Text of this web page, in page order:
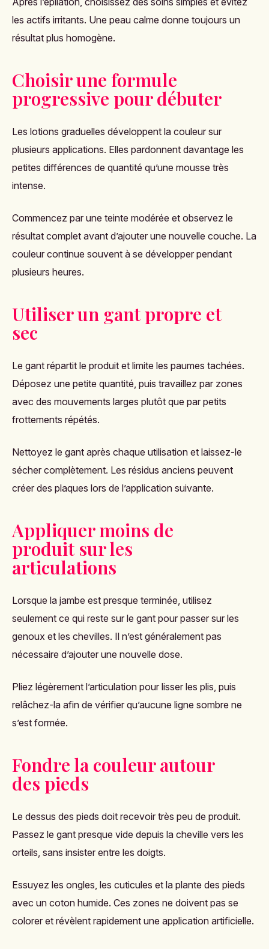
les actifs irritants. Une peau calme donne toujours un
résultat plus homogène.
Choisir une formule
progressive pour débuter
Les lotions graduelles développent la couleur sur
plusieurs applications. Elles pardonnent davantage les
petites différences de quantité qu’une mousse très
intense.
Commencez par une teinte modérée et observez le
résultat complet avant d’ajouter une nouvelle couche. La
couleur continue souvent à se développer pendant
plusieurs heures.
Utiliser un gant propre et
sec
Le gant répartit le produit et limite les paumes tachées.
Déposez une petite quantité, puis travaillez par zones
avec des mouvements larges plutôt que par petits
frottements répétés.
Nettoyez le gant après chaque utilisation et laissez-le
sécher complètement. Les résidus anciens peuvent
créer des plaques lors de l’application suivante.
Appliquer moins de
produit sur les
articulations
Lorsque la jambe est presque terminée, utilisez
seulement ce qui reste sur le gant pour passer sur les
genoux et les chevilles. Il n’est généralement pas
nécessaire d’ajouter une nouvelle dose.
Pliez légèrement l’articulation pour lisser les plis, puis
relâchez-la afin de vérifier qu’aucune ligne sombre ne
s’est formée.
Fondre la couleur autour
des pieds
Le dessus des pieds doit recevoir très peu de produit.
Passez le gant presque vide depuis la cheville vers les
orteils, sans insister entre les doigts.
Essuyez les ongles, les cuticules et la plante des pieds
avec un coton humide. Ces zones ne doivent pas se
colorer et révèlent rapidement une application artificielle.